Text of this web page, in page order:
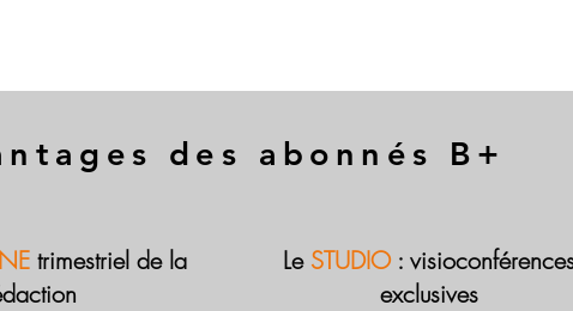
des abonnés B+
trimestriel de la
Le STUDIO :
exclusives